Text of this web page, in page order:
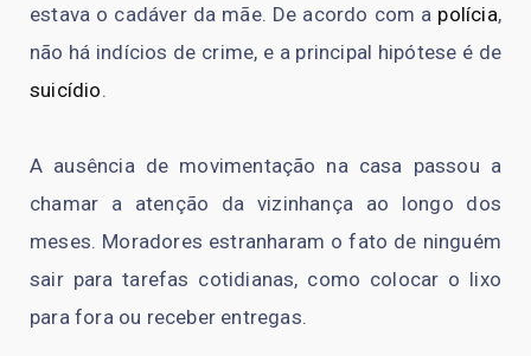
estava o cadáver da mãe. De acordo com a polícia,
não há indícios de crime, e a principal hipótese é de
suicídio.
A ausência de movimentação na casa passou a
chamar a atenção da vizinhança ao longo dos
meses. Moradores estranharam o fato de ninguém
sair para tarefas cotidianas, como colocar o lixo
para fora ou receber entregas.